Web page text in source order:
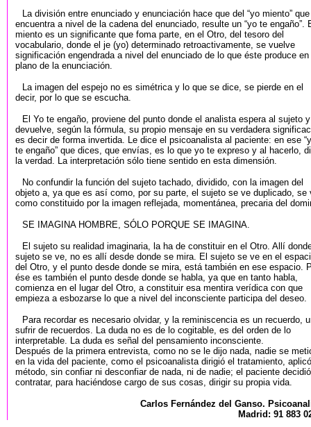
La división entre enunciado y enunciación hace que del “yo miento”
encuentra a nivel de la cadena del enunciado, resulte un “yo te engaño”.
miento es un significante que foma parte, en el Otro, del tesoro del
vocabulario, donde el je (yo) determinado retroactivamente, se vuelve
significación engendrada a nivel del enunciado de lo que éste produce en
plano de la enunciación.
La imagen del espejo no es simétrica y lo que se dice, se pierde en el
decir, por lo que se escucha.
El Yo te engaño, proviene del punto donde el analista espera al sujeto
devuelve, según la fórmula, su propio mensaje en su verdadera
es decir de forma invertida. Le dice el psicoanalista al paciente: en ese
te engaño” que dices, que envías, es lo que yo te expreso y al hacerlo,
la verdad. La interpretación sólo tiene sentido en esta dimensión.
No confundir la función del sujeto tachado, dividido, con la imagen del
objeto a, ya que es así como, por su parte, el sujeto se ve duplicado, se
como constituido por la imagen reflejada, momentánea, precaria del
SE IMAGINA HOMBRE, SÓLO PORQUE SE IMAGINA.
El sujeto su realidad imaginaria, la ha de constituir en el Otro. Allí
sujeto se ve, no es allí desde donde se mira. El sujeto se ve en el
del Otro, y el punto desde donde se mira, está también en ese espacio.
ése es también el punto desde donde se habla, ya que en tanto habla,
comienza en el lugar del Otro, a constituir esa mentira verídica con que
empieza a esbozarse lo que a nivel del inconsciente participa del deseo.
Para recordar es necesario olvidar, y la reminiscencia es un recuerdo,
sufrir de recuerdos. La duda no es de lo cogitable, es del orden de lo
interpretable. La duda es señal del pensamiento inconsciente.
Después de la primera entrevista, como no se le dijo nada, nadie se
en la vida del paciente, como el psicoanalista dirigió el tratamiento,
método, sin confiar ni desconfiar de nada, ni de nadie; el paciente decidió
contratar, para haciéndose cargo de sus cosas, dirigir su propia vida.
Carlos Fernández del Ganso.
Madrid: 91 883